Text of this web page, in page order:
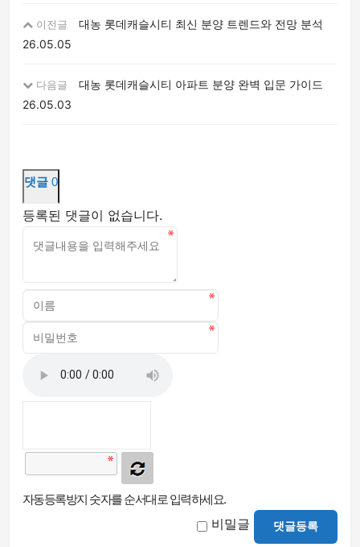
이전글
대농 롯데캐슬시티 최신 분양 트렌드와 전망 분석
26.05.05
다음글
대농 롯데캐슬시티 아파트 분양 완벽 입문 가이드
26.05.03
댓글 0
등록된 댓글이 없습니다.
자동등록방지 숫자를 순서대로 입력하세요.
비밀글 댓글등록